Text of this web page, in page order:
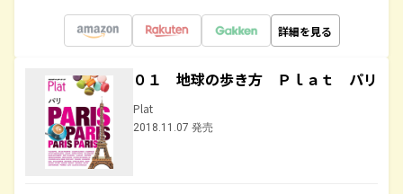
詳細を見る
０１ 地球の歩き方 Ｐｌａｔ パリ
Plat
2018.11.07 発売